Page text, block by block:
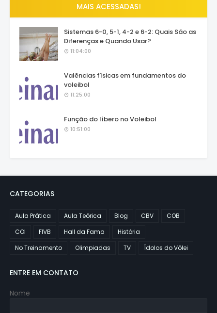
MAIS ACESSADAS!
Sistemas 6-0, 5-1, 4-2 e 6-2: Quais São as
Diferenças e Quando Usar?
11:04:00
Valências físicas em fundamentos do
voleibol
11:25:00
Função do líbero no Voleibol
10:51:00
CATEGORIAS
Aula Prática Aula Teórica Blog CBV
COB
COI
FIVB Hall da Fama
História
No Treinamento
Olimpiadas TV Ídolos do Vôlei
ENTRE EM CONTATO
Nome